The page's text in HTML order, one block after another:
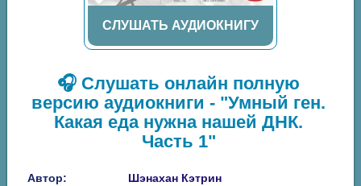
СЛУШАТЬ АУДИОКНИГУ
🎧 Слушать онлайн полную
версию аудиокниги - "Умный ген.
Какая еда нужна нашей ДНК.
Часть 1"
Автор:
Шэнахан Кэтрин